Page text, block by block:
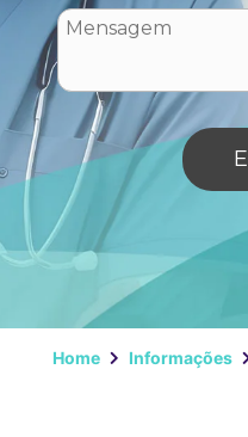
Home Informações